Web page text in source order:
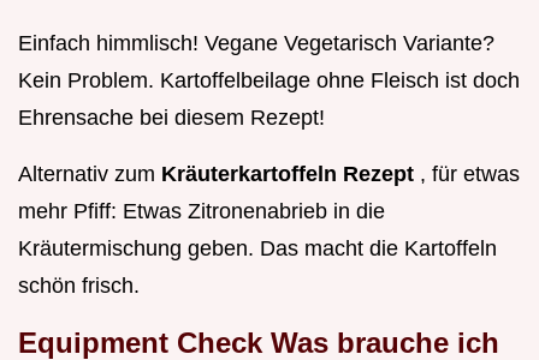
Einfach himmlisch! Vegane Vegetarisch Variante?
Kein Problem. Kartoffelbeilage ohne Fleisch ist doch
Ehrensache bei diesem Rezept!
Alternativ zum Kräuterkartoffeln Rezept , für etwas
mehr Pfiff: Etwas Zitronenabrieb in die
Kräutermischung geben. Das macht die Kartoffeln
schön frisch.
Equipment Check Was brauche ich